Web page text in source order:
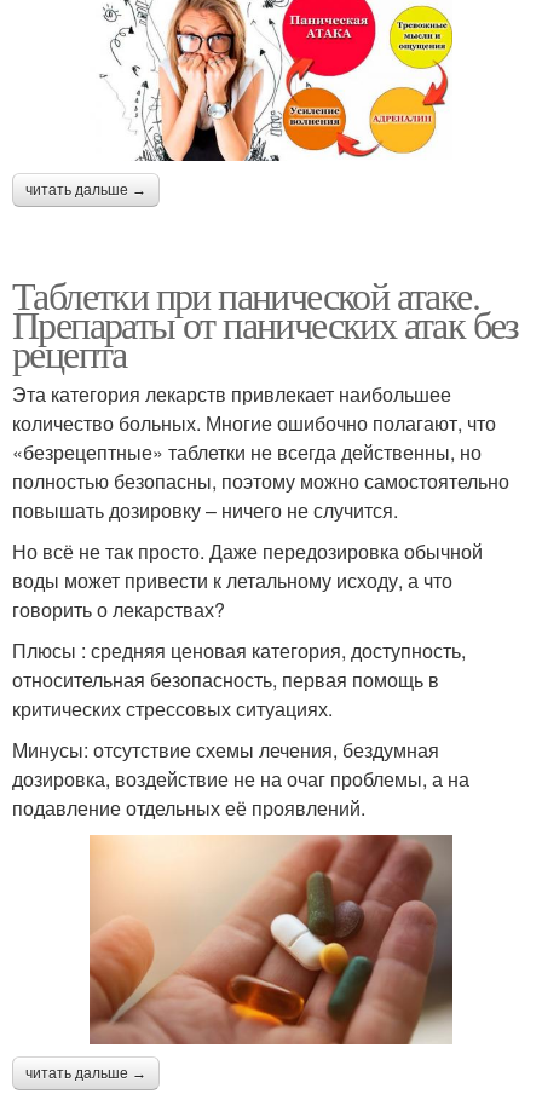
читать дальше →
Таблетки при панической атаке.
Препараты от панических атак без
рецепта
Эта категория лекарств привлекает наибольшее
количество больных. Многие ошибочно полагают, что
«безрецептные» таблетки не всегда действенны, но
полностью безопасны, поэтому можно самостоятельно
повышать дозировку – ничего не случится.
Но всё не так просто. Даже передозировка обычной
воды может привести к летальному исходу, а что
говорить о лекарствах?
Плюсы : средняя ценовая категория, доступность,
относительная безопасность, первая помощь в
критических стрессовых ситуациях.
Минусы: отсутствие схемы лечения, бездумная
дозировка, воздействие не на очаг проблемы, а на
подавление отдельных её проявлений.
читать дальше →